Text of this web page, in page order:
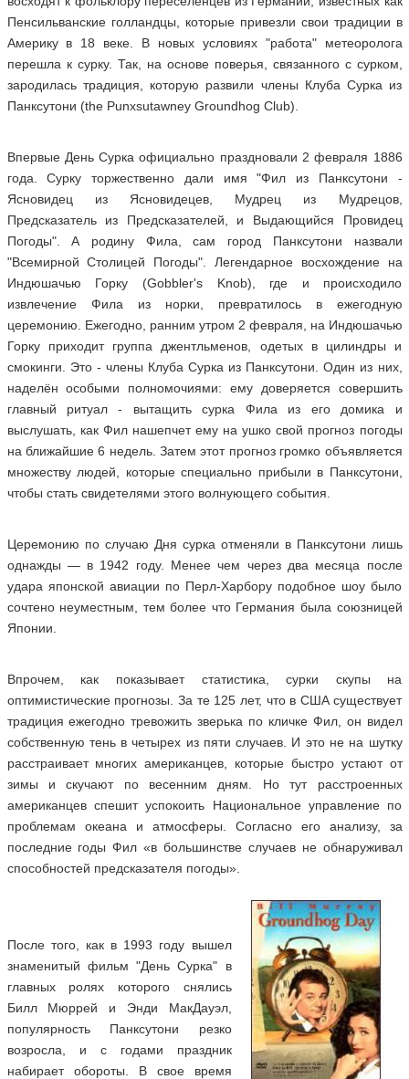
Пенсильванские голландцы, которые привезли свои традиции в
Америку в 18 веке. В новых условиях "работа" метеоролога
перешла к сурку. Так, на основе поверья, связанного с сурком,
зародилась традиция, которую развили члены Клуба Сурка из
Панксутони (the Punxsutawney Groundhog Club).
Впервые День Сурка официально праздновали 2 февраля 1886
года. Сурку торжественно дали имя "Фил из Панксутони -
Ясновидец из Ясновидецев, Мудрец из Мудрецов,
Предсказатель из Предсказателей, и Выдающийся Провидец
Погоды". А родину Фила, сам город Панксутони назвали
"Всемирной Столицей Погоды". Легендарное восхождение на
Индюшачью Горку (Gobbler's Knob), где и происходило
извлечение Фила из норки, превратилось в ежегодную
церемонию. Ежегодно, ранним утром 2 февраля, на Индюшачью
Горку приходит группа джентльменов, одетых в цилиндры и
смокинги. Это - члены Клуба Сурка из Панксутони. Один из них,
наделён особыми полномочиями: ему доверяется совершить
главный ритуал - вытащить сурка Фила из его домика и
выслушать, как Фил нашепчет ему на ушко свой прогноз погоды
на ближайшие 6 недель. Затем этот прогноз громко объявляется
множеству людей, которые специально прибыли в Панксутони,
чтобы стать свидетелями этого волнующего события.
Церемонию по случаю Дня сурка отменяли в Панксутони лишь
однажды — в 1942 году. Менее чем через два месяца после
удара японской авиации по Перл-Харбору подобное шоу было
сочтено неуместным, тем более что Германия была союзницей
Японии.
Впрочем, как показывает статистика, сурки скупы на
оптимистические прогнозы. За те 125 лет, что в США существует
традиция ежегодно тревожить зверька по кличке Фил, он видел
собственную тень в четырех из пяти случаев. И это не на шутку
расстраивает многих американцев, которые быстро устают от
зимы и скучают по весенним дням. Но тут расстроенных
американцев спешит успокоить Национальное управление по
проблемам океана и атмосферы. Согласно его анализу, за
последние годы Фил «в большинстве случаев не обнаруживал
способностей предсказателя погоды».
После того, как в 1993 году вышел
знаменитый фильм "День Сурка" в
главных ролях которого снялись
Билл Мюррей и Энди МакДауэл,
популярность Панксутони резко
возросла, и с годами праздник
набирает обороты. В свое время